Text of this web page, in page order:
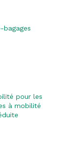
bagages
pour les
à mobilité